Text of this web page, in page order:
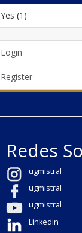
Yes (1)
Login
Register
Redes
ugmistral
ugmistral
ugmistral
Linkedin